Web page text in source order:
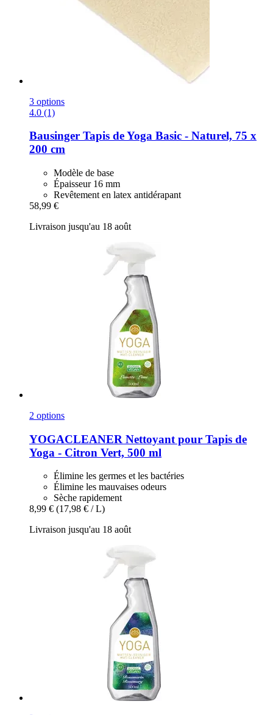
3 options
4.0 (1)
Bausinger Tapis de Yoga Basic -​ Naturel, 75 x
200 cm
Modèle de base
Épaisseur 16 mm
Revêtement en latex antidérapant
58,99 €
Livraison jusqu'au 18 août
2 options
YOGACLEANER Nettoyant pour Tapis de
Yoga -​ Citron Vert, 500 ml
Élimine les germes et les bactéries
Élimine les mauvaises odeurs
Sèche rapidement
8,99 € (17,98 € / L)
Livraison jusqu'au 18 août